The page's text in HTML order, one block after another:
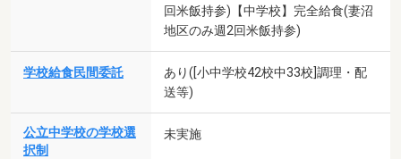
回米飯持参)【中学校】完全給食(妻沼
地区のみ週2回米飯持参)
学校給食民間委託
あり([小中学校42校中33校]調理・配
送等)
公立中学校の学校選
択制
未実施